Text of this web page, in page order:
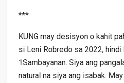
***
KUNG may desisyon o kahit
si Leni Robredo sa 2022, hindi
1Sambayanan. Siya ang
natural na siya ang isabak.